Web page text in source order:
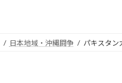
日本地域・沖縄闘争 パキスタン